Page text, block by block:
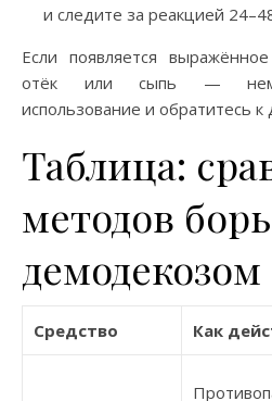
и следите за реакцией
Если появляется
отёк или сыпь —
использование и обратитесь к
Таблица:
методов
демодекозом
Средство Как